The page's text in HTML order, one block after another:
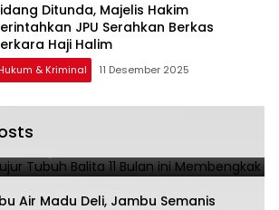
Ditunda, Majelis Hakim
JPU Serahkan Berkas
Haji Halim
& Kriminal 11 Desember 2025
Air Madu Deli, Jambu Semanis